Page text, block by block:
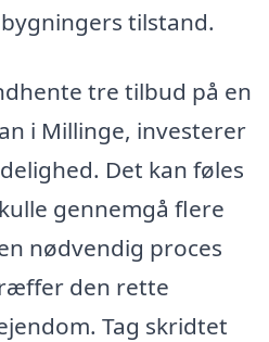
tilstand.
tre tilbud på en
i Millinge, investerer
Det kan føles
gennemgå flere
nødvendig proces
den rette
Tag skridtet